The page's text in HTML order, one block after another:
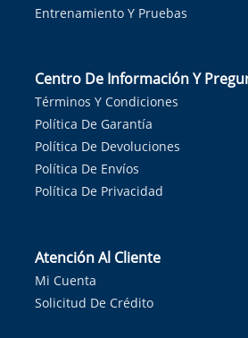
Entrenamiento Y Pruebas
Centro De Información Y
Términos Y Condiciones
Política De Garantía
Política De Devoluciones
Política De Envíos
Política De Privacidad
Atención Al Cliente
Mi Cuenta
Solicitud De Crédito